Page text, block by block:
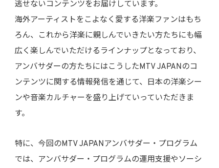
逃せないコンテンツをお届けしています。
海外アーティストをこよなく愛する洋楽ファンはもち
ろん、これから洋楽に親しんでいきたい方たちにも幅
広く楽しんでいただけるラインナップとなっており、
アンバサダーの方たちにはこうしたMTV JAPANのコ
ンテンツに関する情報発信を通じて、日本の洋楽シー
ンや音楽カルチャーを盛り上げていっていただきま
す。
特に、今回のMTV JAPANアンバサダー・プログラム
では、アンバサダー・プログラムの運用支援やソーシ